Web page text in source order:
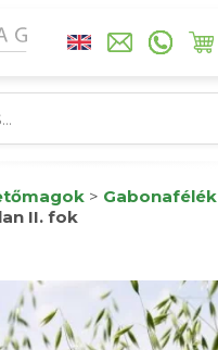
> Gabonafélék
II. fok